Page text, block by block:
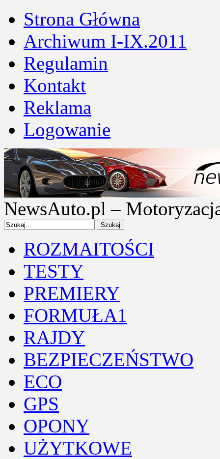
Strona Główna
Archiwum I-IX.2011
Regulamin
Kontakt
Reklama
Logowanie
NewsAuto.pl –
ROZMAITOŚCI
TESTY
PREMIERY
FORMUŁA1
RAJDY
BEZPIECZEŃSTWO
ECO
GPS
OPONY
UŻYTKOWE